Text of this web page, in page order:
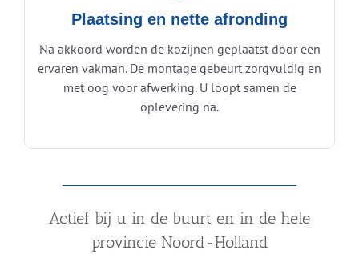
Plaatsing en nette afronding
Na akkoord worden de kozijnen geplaatst door een
ervaren vakman. De montage gebeurt zorgvuldig en
met oog voor afwerking. U loopt samen de
oplevering na.
Actief bij u in de buurt en in de hele
provincie Noord-Holland